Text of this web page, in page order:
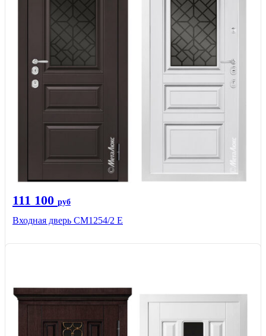
111 100 руб
Входная дверь СМ1254/2 E